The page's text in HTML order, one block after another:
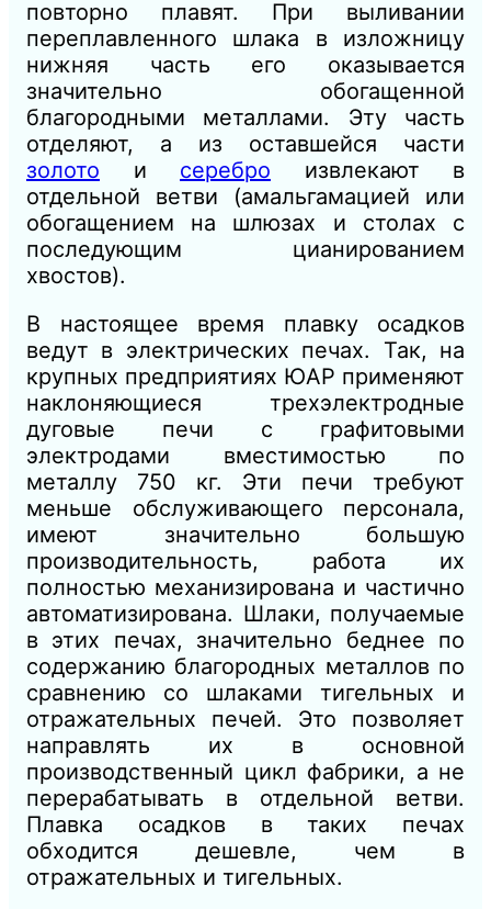
повторно плавят. При выливании
переплавленного шлака в изложницу
нижняя часть его оказывается
значительно обогащенной
благородными металлами. Эту часть
отделяют, а из оставшейся части
золото и серебро извлекают в
отдельной ветви (амальгамацией или
обогащением на шлюзах и столах с
последующим цианированием
хвостов).
В настоящее время плавку осадков
ведут в электрических печах. Так, на
крупных предприятиях ЮАР применяют
наклоняющиеся трехэлектродные
дуговые печи с графитовыми
электродами вместимостью по
металлу 750 кг. Эти печи требуют
меньше обслуживающего персонала,
имеют значительно большую
производительность, работа их
полностью механизирована и частично
автоматизирована. Шлаки, получаемые
в этих печах, значительно беднее по
содержанию благородных металлов по
сравнению со шлаками тигельных и
отражательных печей. Это позволяет
направлять их в основной
производственный цикл фабрики, а не
перерабатывать в отдельной ветви.
Плавка осадков в таких печах
обходится дешевле, чем в
отражательных и тигельных.